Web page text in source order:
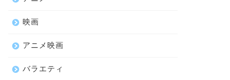
映画
アニメ映画
バラエティ